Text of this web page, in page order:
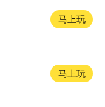
马上玩
马上玩